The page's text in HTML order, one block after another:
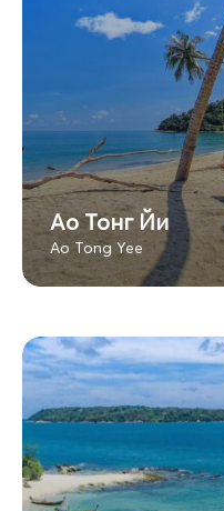
Ао Тонг Йи
Ao Tong Yee